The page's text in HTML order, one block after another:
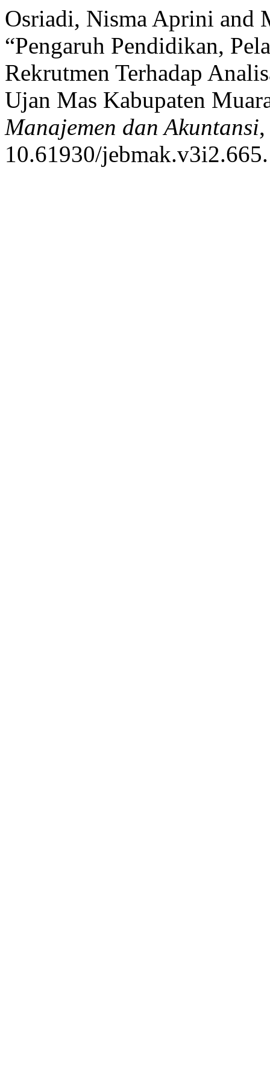
Osriadi, Nisma Aprini and
“Pengaruh Pendidikan,
Rekrutmen Terhadap
Ujan Mas Kabupaten
Manajemen dan Akuntansi
10.61930/jebmak.v3i2.665.